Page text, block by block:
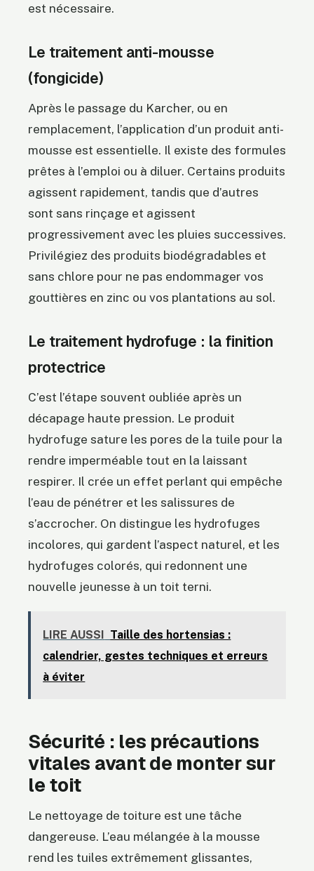
est nécessaire.
Le traitement anti-mousse
(fongicide)
Après le passage du Karcher, ou en
remplacement, l’application d’un produit anti-
mousse est essentielle. Il existe des formules
prêtes à l’emploi ou à diluer. Certains produits
agissent rapidement, tandis que d’autres
sont sans rinçage et agissent
progressivement avec les pluies successives.
Privilégiez des produits biodégradables et
sans chlore pour ne pas endommager vos
gouttières en zinc ou vos plantations au sol.
Le traitement hydrofuge : la finition
protectrice
C’est l’étape souvent oubliée après un
décapage haute pression. Le produit
hydrofuge sature les pores de la tuile pour la
rendre imperméable tout en la laissant
respirer. Il crée un effet perlant qui empêche
l’eau de pénétrer et les salissures de
s’accrocher. On distingue les hydrofuges
incolores, qui gardent l’aspect naturel, et les
hydrofuges colorés, qui redonnent une
nouvelle jeunesse à un toit terni.
LIRE AUSSI Taille des hortensias :
calendrier, gestes techniques et erreurs
à éviter
Sécurité : les précautions
vitales avant de monter sur
le toit
Le nettoyage de toiture est une tâche
dangereuse. L’eau mélangée à la mousse
rend les tuiles extrêmement glissantes,